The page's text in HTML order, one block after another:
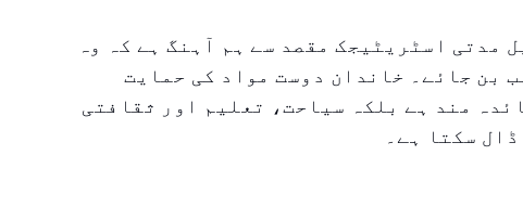
مدتی اسٹریٹیجک مقصد سے ہم آہنگ ہے کہ وہ
بن جائے۔ خاندان دوست مواد کی حمایت
مند ہے بلکہ سیاحت، تعلیم اور ثقافتی
سکتا ہے۔